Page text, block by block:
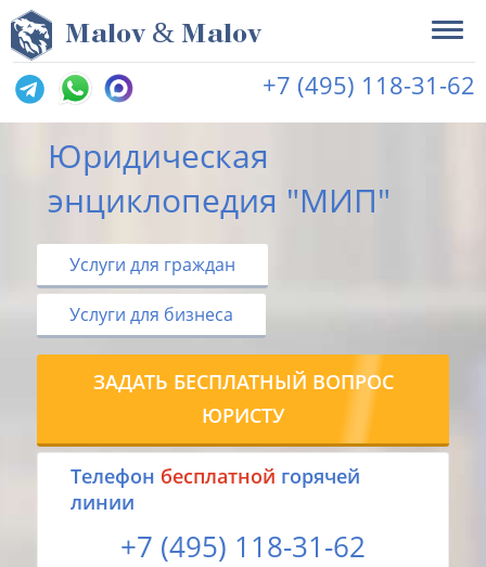
Malov & Malov
+7 (495) 118-31-62
Юридическая
энциклопедия "МИП"
Услуги для граждан
Услуги для бизнеса
ЗАДАТЬ БЕСПЛАТНЫЙ ВОПРОС
ЮРИСТУ
Tелефон бесплатной горячей
линии
+7 (495) 118-31-62